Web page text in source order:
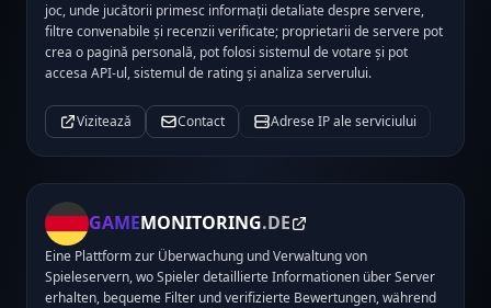
joc, unde jucătorii primesc informații detaliate despre servere,
filtre convenabile și recenzii verificate; proprietarii de servere pot
crea o pagină personală, pot folosi sistemul de votare și pot
accesa API-ul, sistemul de rating și analiza serverului.
Vizitează Contact Adrese IP ale serviciului
GAMEMONITORING.DE
Eine Plattform zur Überwachung und Verwaltung von
Spieleservern, wo Spieler detaillierte Informationen über Server
erhalten, bequeme Filter und verifizierte Bewertungen, während